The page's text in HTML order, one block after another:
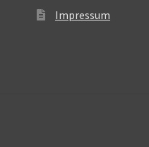
Impressum